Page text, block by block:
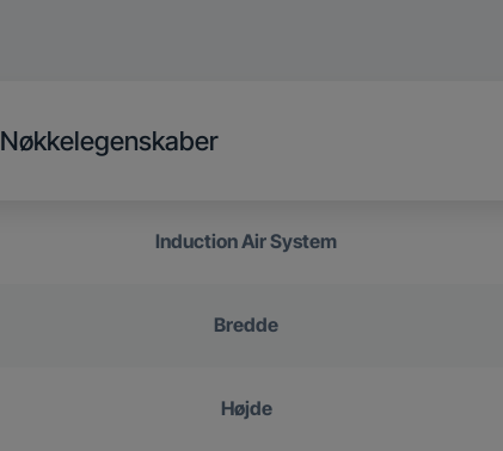
Nøkkelegenskaber
Induction Air System
Bredde
Højde